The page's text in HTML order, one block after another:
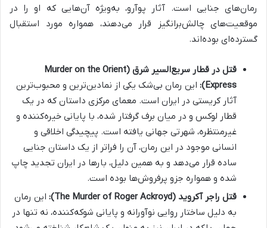
رمان‌های جنایی است. آثار پوآرو، به‌ویژه آن‌هایی که او را در
موقعیت‌های چالش‌برانگیز قرار می‌دهند، همواره مورد استقبال
گسترده‌ای بوده‌اند.
قتل در قطار سریع‌السیر شرق (Murder on the Orient
Express):
این رمان بی‌شک یکی از نمادین‌ترین و محبوب‌ترین
آثار کریستی در ایران است. معمای مرکزی داستان که در یک
قطار لوکس و در میان برف گرفتار شده، با پایانی خیره‌کننده و
غیرمنتظره، شهرتی جهانی یافته است. پیچیدگی اخلاقی و
انسانی موجود در این رمان، آن را فراتر از یک داستان جنایی
ساده قرار می‌دهد و به همین دلیل، بارها در ایران تجدید چاپ
شده و همواره جزو پرفروش‌ها بوده است.
قتل راجر آکروید (The Murder of Roger Ackroyd):
این رمان
به دلیل ساختار روایی نوآورانه و پایانی شوکه‌کننده، نه تنها در